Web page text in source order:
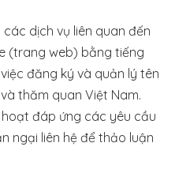
dịch vụ liên quan đến
(trang web) bằng tiếng
đăng ký và quản lý tên
thăm quan Việt Nam.
đáp ứng các yêu cầu
ngại liên hệ để thảo luận